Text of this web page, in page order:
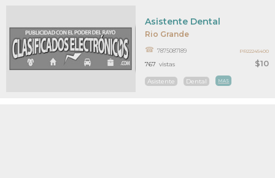
Rio Grande
$10
Asistente Dental
7875087189
Asistente Dental MAS
767 vistas
PR22245400